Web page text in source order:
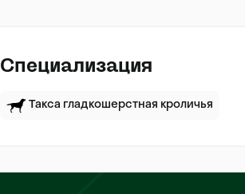
Специализация
Такса гладкошерстная кроличья